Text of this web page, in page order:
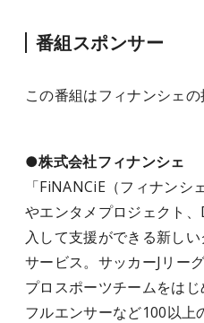
番組スポンサー
この番組はフィナンシェの
●株式会社フィナンシェ
「FiNANCiE（フィナン
やエンタメプロジェクト
入して支援ができる新し
サービス。サッカーJリー
プロスポーツチームをは
フルエンサーなど100以上